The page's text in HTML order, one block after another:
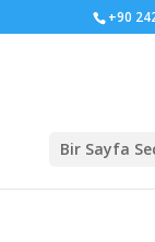
+90
Bir Sayfa